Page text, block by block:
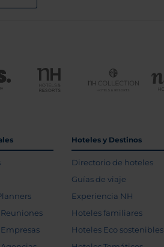
Hoteles y Destinos
Directorio de hoteles
Guías de viaje
Experiencia NH
Hoteles familiares
Hoteles Eco sostenibles